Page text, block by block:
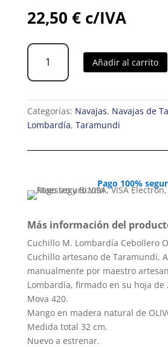
22,50 € c/IVA
Cuchillo
Lombardía
Olivo
XL
Añadir al carrito
Categorías: Navajas, Navajas de
Lombardía, Taramundi
Pago 100%
Más información del
Cuchillo M. Lombardía Cebollero
Cuchillo artesano de Taramundi,
manualmente por maestro
Lombardía, firmado en su hoja de
Mova 420.
Mango en madera natural de
Medida total 32 cm.
Nuevo a estrenar.